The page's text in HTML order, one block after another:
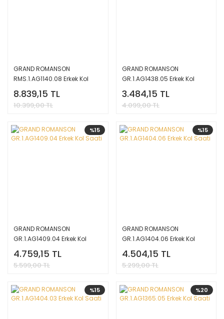
GRAND ROMANSON
RMS.1.AG1140.08 Erkek Kol
Saati
8.839,15 TL
10.399,00 TL
GRAND ROMANSON
GR.1.AG1438.05 Erkek Kol
Saati
3.484,15 TL
4.099,00 TL
%15
GRAND ROMANSON
GR.1.AG1409.04 Erkek Kol
Saati
4.759,15 TL
5.599,00 TL
%15
GRAND ROMANSON
GR.1.AG1404.06 Erkek Kol
Saati
4.504,15 TL
5.299,00 TL
%15 %20